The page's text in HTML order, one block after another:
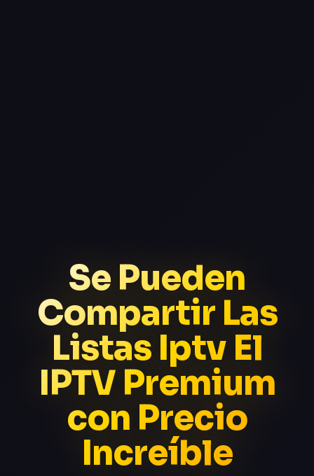
Se Pueden
Compartir Las
Listas Iptv El
IPTV Premium
con Precio
Increíble